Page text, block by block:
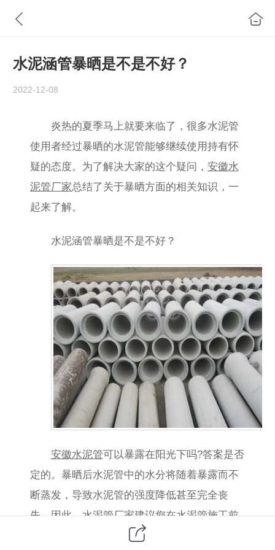
水泥涵管暴晒是不是不好？
2022-12-08
炎热的夏季马上就要来临了，很多水泥管
使用者经过暴晒的水泥管能够继续使用持有怀
疑的态度。为了解决大家的这个疑问， 安徽水
泥管厂家总结了关于暴晒方面的相关知识，一
起来了解。
水泥涵管暴晒是不是不好？
安徽水泥管可以暴露在阳光下吗?答案是否
定的。暴晒后水泥管中的水分将随着暴露而不
断蒸发，导致水泥管的强度降低甚至完全丧
失。因此，水泥管厂家建议您在水泥管施工前
需要进行浇水维护工作，并将其存放在阴凉通